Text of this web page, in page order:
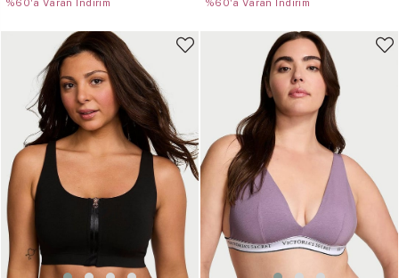
%60'a Varan İndirim %60'a Varan İndirim